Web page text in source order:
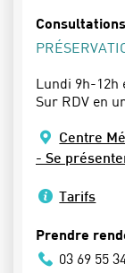
Lundi 9h-12h
Sur RDV en
Centre
- Se
Tarifs
Prendre
03 69 55